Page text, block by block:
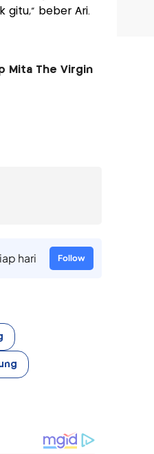
gitu," beber Ari.
Mita The Virgin
hari Follow